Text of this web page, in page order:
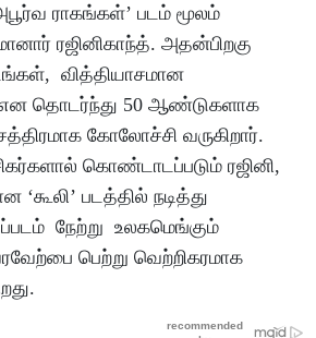
ராகங்கள்’ படம் மூலம்
ரஜினிகாந்த். அதன்பிறகு
வித்தியாசமான
தொடர்ந்து 50 ஆண்டுகளாக
கோலோச்சி வருகிறார்.
கொண்டாடப்படும் ரஜினி,
‘கூலி’ படத்தில் நடித்து
நேற்று உலகமெங்கும்
பெற்று வெற்றிகரமாக